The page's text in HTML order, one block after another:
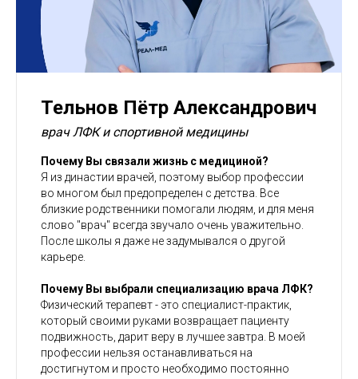
Тельнов Пётр Александрович
врач ЛФК и спортивной медицины
Почему Вы связали жизнь с медициной?
Я из династии врачей, поэтому выбор профессии
во многом был предопределен с детства. Все
близкие родственники помогали людям, и для меня
слово "врач" всегда звучало очень уважительно.
После школы я даже не задумывался о другой
карьере.
Почему Вы выбрали специализацию врача ЛФК?
Физический терапевт - это специалист-практик,
который своими руками возвращает пациенту
подвижность, дарит веру в лучшее завтра. В моей
профессии нельзя останавливаться на
достигнутом и просто необходимо постоянно